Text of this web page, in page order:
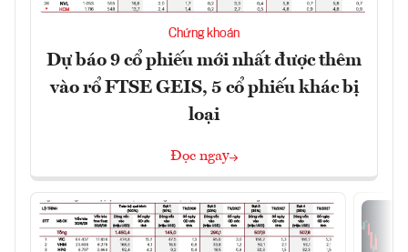
Chứng khoán
Dự báo 9 cổ phiếu mới nhất được thêm
vào rổ FTSE GEIS, 5 cổ phiếu khác bị
loại
Đọc ngay